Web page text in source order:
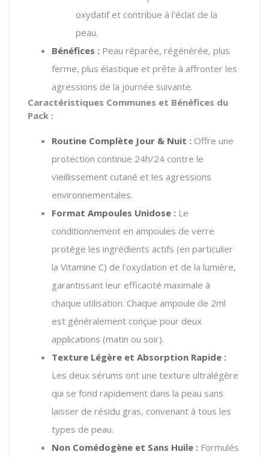
oxydatif et contribue à l'éclat de la
peau.
Bénéfices : Peau réparée, régénérée, plus
ferme, plus élastique et prête à affronter les
agressions de la journée suivante.
Caractéristiques Communes et Bénéfices du
Pack :
Routine Complète Jour & Nuit : Offre une
protection continue 24h/24 contre le
vieillissement cutané et les agressions
environnementales.
Format Ampoules Unidose : Le
conditionnement en ampoules de verre
protège les ingrédients actifs (en particulier
la Vitamine C) de l'oxydation et de la lumière,
garantissant leur efficacité maximale à
chaque utilisation. Chaque ampoule de 2ml
est généralement conçue pour deux
applications (matin ou soir).
Texture Légère et Absorption Rapide :
Les deux sérums ont une texture ultralégère
qui se fond rapidement dans la peau sans
laisser de résidu gras, convenant à tous les
types de peau.
Non Comédogène et Sans Huile : Formulés